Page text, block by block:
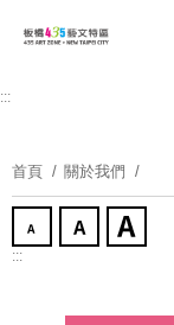
要
塊
:::
首頁 關於我們
:::